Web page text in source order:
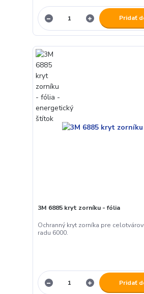
Pridať
3M 6885 kryt zorníku - fólia
Ochranný kryt zorníka pre
radu 6000.
Pridať